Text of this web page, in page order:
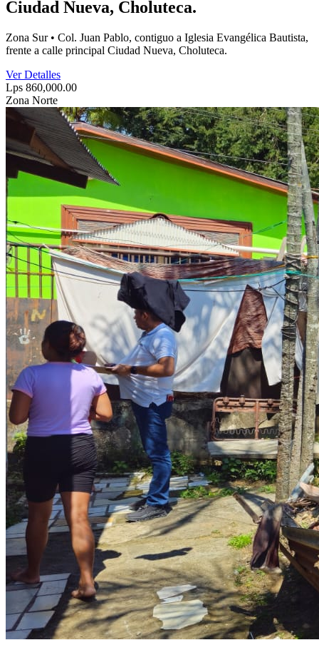
Ciudad Nueva, Choluteca.
Zona Sur • Col. Juan Pablo, contiguo a Iglesia Evangélica Bautista,
frente a calle principal Ciudad Nueva, Choluteca.
Ver Detalles
Lps 860,000.00
Zona Norte